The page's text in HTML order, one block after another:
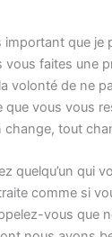
important que je
vous faites une
volonté de ne
que vous vous
change, tout
quelqu’un qui
comme si
vous que